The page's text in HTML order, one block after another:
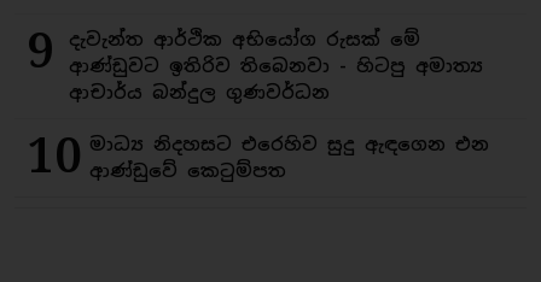
9
දැවැන්ත ආර්ථික අභියෝග රුසක් මේ
ආණ්ඩුවට ඉතිරිව තිබෙනවා - හිටපු අමාත්‍ය
ආචාර්ය බන්දුල ගුණවර්ධන
10 මාධ්‍ය නිදහසට එරෙහිව සුදු ඇඳගෙන එන
ආණ්ඩුවේ කෙටුම්පත